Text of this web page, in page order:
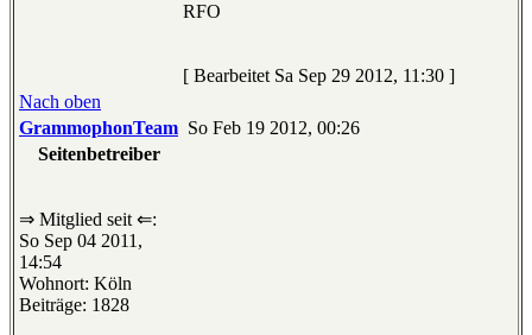
RFO
[ Bearbeitet Sa Sep 29 2012, 11:30 ]
Nach oben
GrammophonTeam So Feb 19 2012, 00:26
Seitenbetreiber
⇒ Mitglied seit ⇐:
So Sep 04 2011,
14:54
Wohnort: Köln
Beiträge: 1828